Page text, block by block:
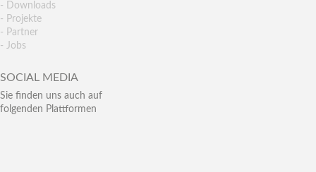
- Downloads
- Projekte
- Partner
- Jobs
SOCIAL MEDIA
Sie finden uns auch auf
folgenden Plattformen